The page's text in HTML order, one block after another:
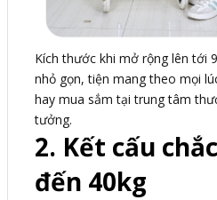
Kích thước khi mở rộng lên tới
nhỏ gọn, tiện mang theo mọi
hay mua sắm tại trung tâm
tưởng.
2. Kết cấu
đến 40kg